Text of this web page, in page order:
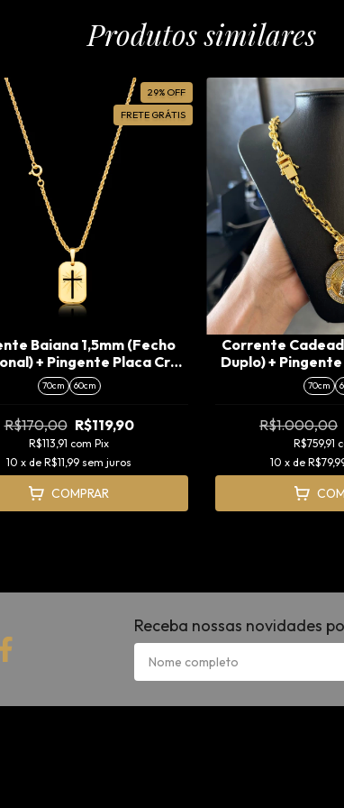
Produtos similares
29% OFF
FRETE GRÁTIS
Baiana 1,5mm (Fecho
+ Pingente Placa Cruz
Vazada Tradicional (P)
70cm 60cm
R$170,00 R$119,90
R$113,91 com Pix
10 x de R$11,99 sem juros
COMPRAR
Corrente
Duplo) +
Cravejado
70cm
R$1.000,00
R$759,91
10 x de
Receba nossas novidades